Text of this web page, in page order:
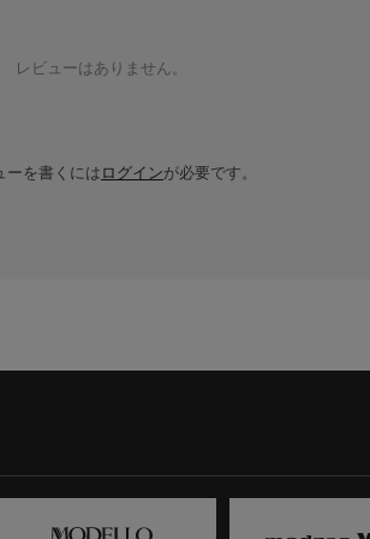
レビューはありません。
ーを書くには ログインが必要です。